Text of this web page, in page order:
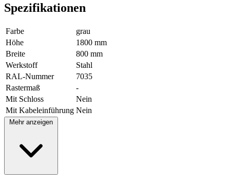
Spezifikationen
Farbe
grau
Höhe
1800 mm
Breite
800 mm
Werkstoff
Stahl
RAL-Nummer
7035
Rastermaß
-
Mit Schloss
Nein
Mit Kabeleinführung Nein
Mehr anzeigen